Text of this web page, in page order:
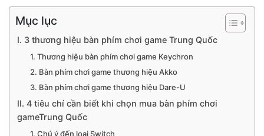
Mục lục
I. 3 thương hiệu bàn phím chơi game Trung Quốc
1. Thương hiệu bàn phím chơi game Keychron
2. Bàn phím chơi game thương hiệu Akko
3. Bàn phím chơi game thương hiệu Dare-U
II. 4 tiêu chí cần biết khi chọn mua bàn phím chơi
gameTrung Quốc
1. Chú ý đến loại Switch